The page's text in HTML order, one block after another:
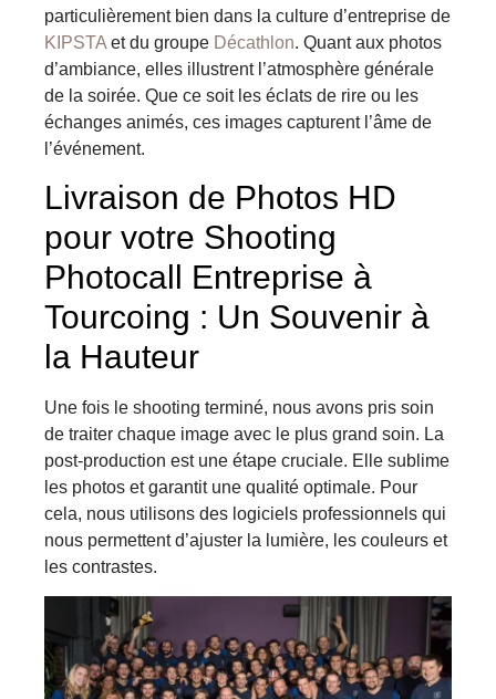
particulièrement bien dans la culture d’entreprise de
KIPSTA et du groupe Décathlon. Quant aux photos
d’ambiance, elles illustrent l’atmosphère générale
de la soirée. Que ce soit les éclats de rire ou les
échanges animés, ces images capturent l’âme de
l’événement.
Livraison de Photos HD
pour votre Shooting
Photocall Entreprise à
Tourcoing : Un Souvenir à
la Hauteur
Une fois le shooting terminé, nous avons pris soin
de traiter chaque image avec le plus grand soin. La
post-production est une étape cruciale. Elle sublime
les photos et garantit une qualité optimale. Pour
cela, nous utilisons des logiciels professionnels qui
nous permettent d’ajuster la lumière, les couleurs et
les contrastes.